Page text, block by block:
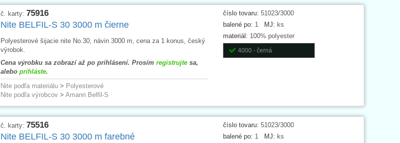
číslo tovaru: 51023/3000
balené po: 1 MJ: ks
materiál: 100% polyester
4000 - černá
č. karty: 75916
Nite BELFIL-S 30 3000 m čierne
Polyesterové šijacie nite No.30, návin 3000 m, cena za 1 konus, český
výrobok.
Cena výrobku sa zobrazí až po prihlásení. Prosím registrujtesa,
alebo prihláste.
Nite podľa materiálu> Polyesterové
Nite podľa výrobcov> Amann Belfil-S
číslo tovaru: 51023/3000
balené po: 1 MJ: ks
č. karty: 75516
Nite BELFIL-S 30 3000 m farebné